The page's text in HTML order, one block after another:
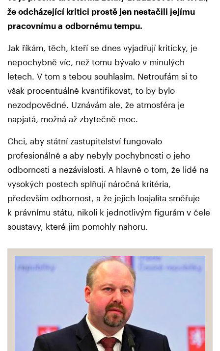
že odcházející kritici prostě jen nestačili jejímu
pracovnímu a odbornému tempu.
Jak říkám, těch, kteří se dnes vyjadřují kriticky, je
nepochybně víc, než tomu bývalo v minulých
letech. V tom s tebou souhlasím. Netroufám si to
však procentuálně kvantifikovat, to by bylo
nezodpovědné. Uznávám ale, že atmosféra je
napjatá, možná až zbytečně moc.
Chci, aby státní zastupitelství fungovalo
profesionálně a aby nebyly pochybnosti o jeho
odbornosti a nezávislosti. A hlavně o tom, že lidé na
vysokých postech splňují náročná kritéria,
především odbornost, a že jejich loajalita směřuje
k právnímu státu, nikoli k jednotlivým figurám v čele
soustavy, které jim pomohly nahoru.